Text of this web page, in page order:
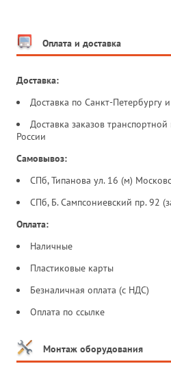
Оплата и доставка
Доставка:
Доставка по Санкт-Петербургу
Доставка заказов
России
Самовывоз:
СПб, Типанова ул. 16 (м)
СПб, Б. Сампсониевский пр. 92
Оплата:
Наличные
Пластиковые карты
Безналичная оплата (с НДС)
Оплата по ссылке
Монтаж оборудования